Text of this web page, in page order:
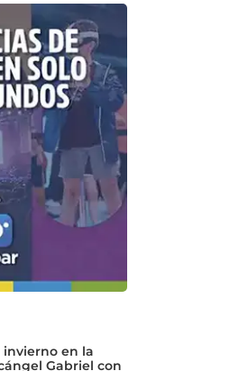
invierno en la
Gabriel con